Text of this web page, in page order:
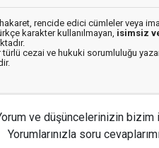
rencide edici cümleler veya
karakter kullanılmayan, isimsiz
türlü cezai ve hukuki sorumluluğu
ve düşüncelerinizin
Yorumlarınızla soru